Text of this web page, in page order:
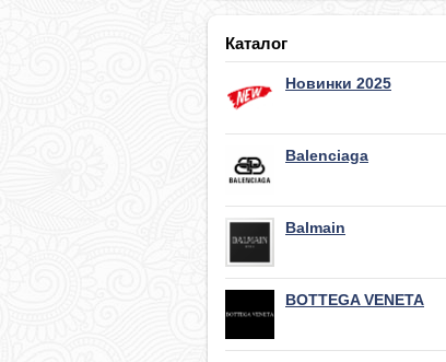
Каталог
Новинки 2025
Balenciaga
Balmain
BOTTEGA VENETA